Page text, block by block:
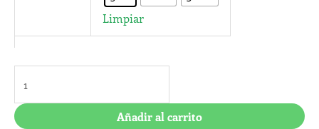
Limpiar
Añadir al carrito